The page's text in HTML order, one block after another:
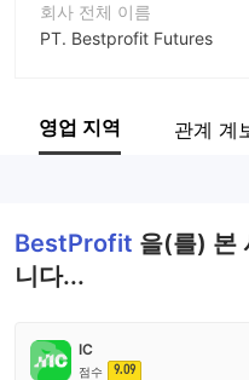
회사 전체 이름
PT. Bestprofit Futures
기업 직원
영업 지역 관계 계
BestProfit 을(를) 본
니다...
IC
점수 9.09